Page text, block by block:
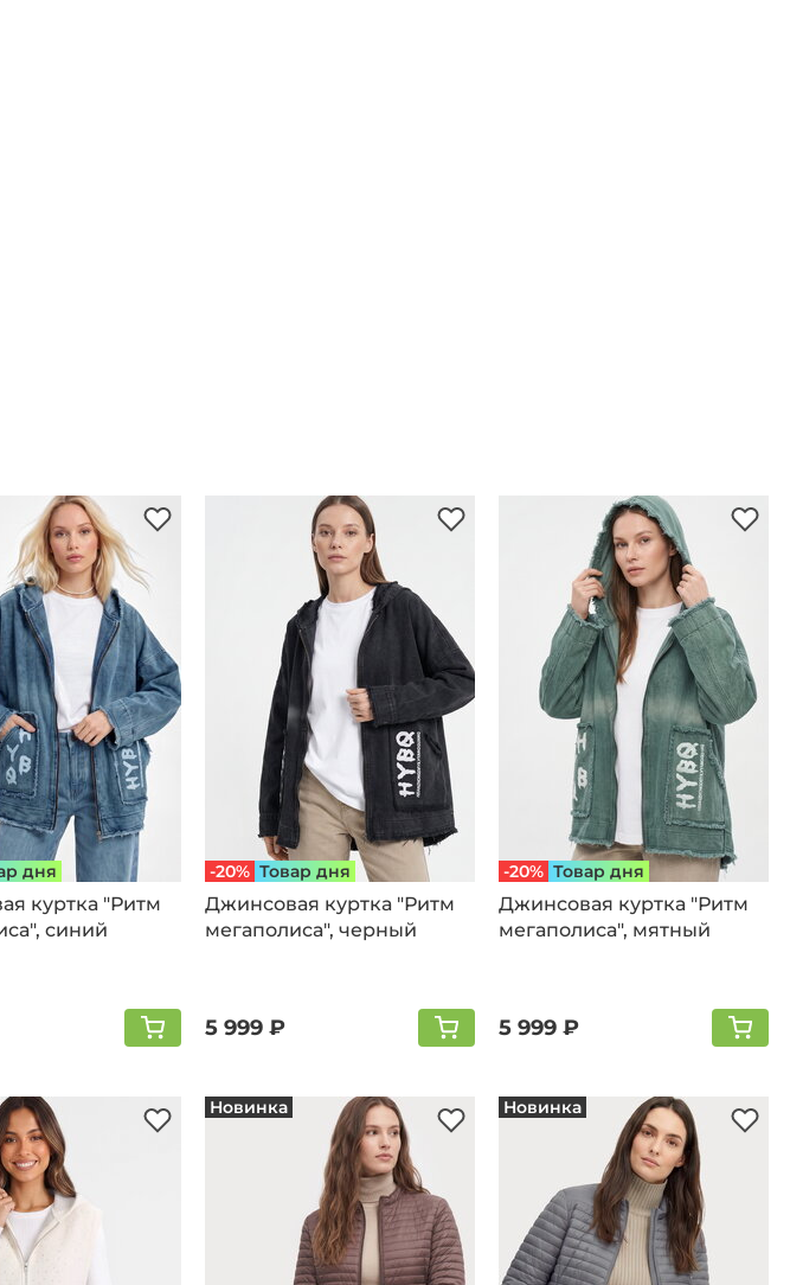
дня
куртка "Ритм
cиний
-20% Товар дня
Джинсовая куртка "Ритм
мегаполиса", черный
5 999 ₽
-20% Товар дня
Джинсовая куртка "Ритм
мегаполиса", мятный
5 999 ₽
Новинка Новинка